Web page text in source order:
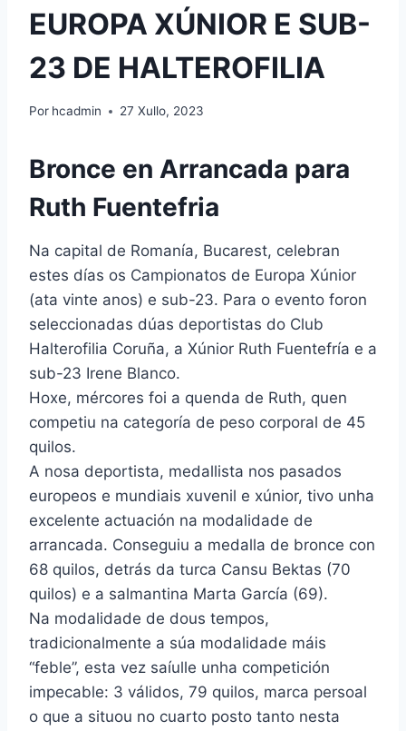
EUROPA XÚNIOR E SUB-
23 DE HALTEROFILIA
Por hcadmin 27 Xullo, 2023
Bronce en Arrancada para
Ruth Fuentefria
Na capital de Romanía, Bucarest, celebran
estes días os Campionatos de Europa Xúnior
(ata vinte anos) e sub-23. Para o evento foron
seleccionadas dúas deportistas do Club
Halterofilia Coruña, a Xúnior Ruth Fuentefría e a
sub-23 Irene Blanco.
Hoxe, mércores foi a quenda de Ruth, quen
competiu na categoría de peso corporal de 45
quilos.
A nosa deportista, medallista nos pasados
europeos e mundiais xuvenil e xúnior, tivo unha
excelente actuación na modalidade de
arrancada. Conseguiu a medalla de bronce con
68 quilos, detrás da turca Cansu Bektas (70
quilos) e a salmantina Marta García (69).
Na modalidade de dous tempos,
tradicionalmente a súa modalidade máis
“feble”, esta vez saíulle unha competición
impecable: 3 válidos, 79 quilos, marca persoal
o que a situou no cuarto posto tanto nesta